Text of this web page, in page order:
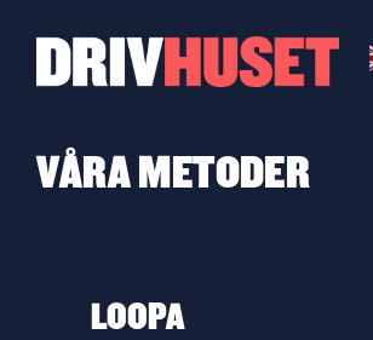
innehåll
VÅRA METODER
LOOPA